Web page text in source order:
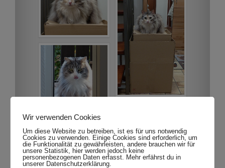
Wir verwenden Cookies
Um diese Website zu betreiben, ist es für uns notwendig
Cookies zu verwenden. Einige Cookies sind erforderlich, um
die Funktionalität zu gewährleisten, andere brauchen wir für
unsere Statistik, hier werden jedoch keine
personenbezogenen Daten erfasst. Mehr erfährst du in
unserer Datenschutzerklärung.